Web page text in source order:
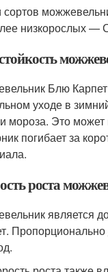
низкорослых —
Блю Карпет
уходе в
мороза. Это
погибает за
роста
является